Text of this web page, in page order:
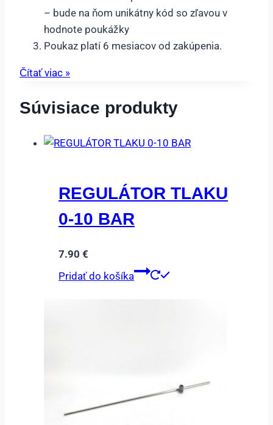
– bude na ňom unikátny kód so zľavou v
hodnote poukážky
Poukaz platí 6 mesiacov od zakúpenia.
Čítať viac »
Súvisiace produkty
REGULÁTOR TLAKU
0-10 BAR
7.90 €
Pridať do košíka